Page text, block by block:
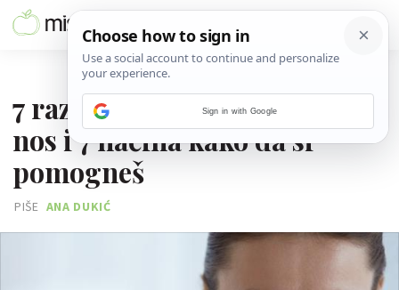
7 razloga zbog kojih ti curi
nos i 7 načina kako da si
pomogneš
PIŠE ANA DUKIĆ
Sign in with Google